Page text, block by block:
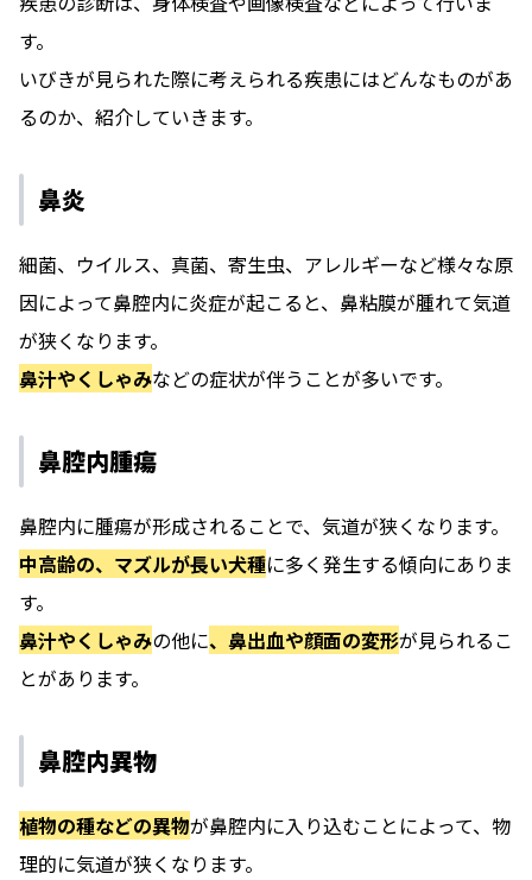
す。
いびきが見られた際に考えられる疾患にはどんなものがあ
るのか、紹介していきます。
鼻炎
細菌、ウイルス、真菌、寄生虫、アレルギーなど様々な原
因によって鼻腔内に炎症が起こると、鼻粘膜が腫れて気道
が狭くなります。
鼻汁やくしゃみなどの症状が伴うことが多いです。
鼻腔内腫瘍
鼻腔内に腫瘍が形成されることで、気道が狭くなります。
中高齢の、マズルが長い犬種に多く発生する傾向にありま
す。
鼻汁やくしゃみの他に、鼻出血や顔面の変形が見られるこ
とがあります。
鼻腔内異物
植物の種などの異物が鼻腔内に入り込むことによって、物
理的に気道が狭くなります。